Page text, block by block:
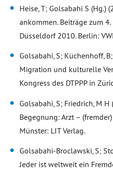
Heise, T; Golsabahi S (Hg.)
ankommen. Beiträge zum 4.
Düsseldorf 2010. Berlin:
Golsabahi, S; Küchenhoff,
Migration und kulturelle
Kongress des DTPPP in
Golsabahi, S; Friedrich, M
Begegnung: Arzt –
Münster: LIT Verlag.
Golsabahi-Broclawski, S;
Jeder ist weltweit ein